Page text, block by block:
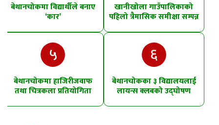
बेथानचोकमा विद्यार्थीले बनाए
‘कार’
खानीखोला गाउँपालिकाको
पहिलो त्रैमासिक समीक्षा सम्पन्न
५
बेथानचोकमा हाजिरीजवाफ
तथा चित्रकला प्रतियोगिता
६
बेथानचोकका ३ विद्यालयलाई
लायन्स क्लबको उद्घोषण